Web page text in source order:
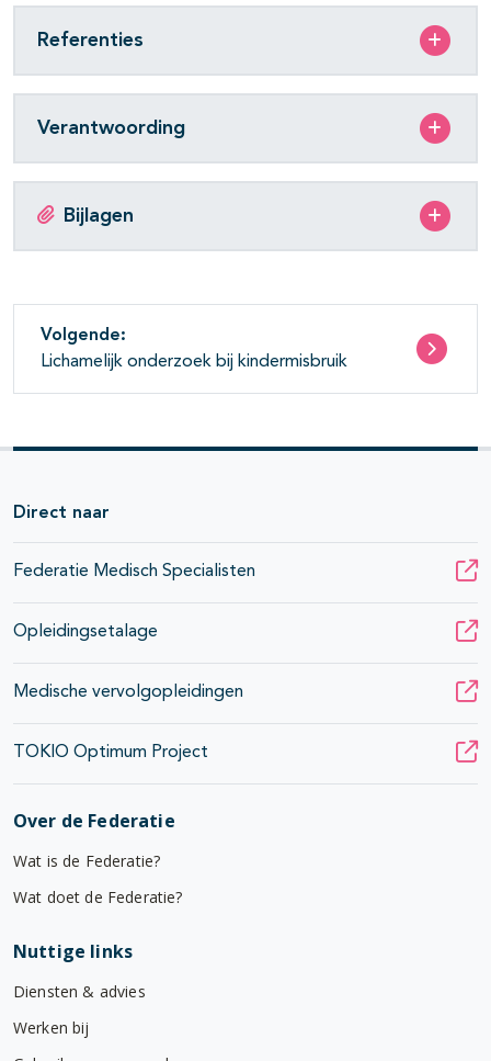
Referenties
Verantwoording
Bijlagen
Volgende:
Lichamelijk onderzoek bij kindermisbruik
Direct naar
Federatie Medisch Specialisten
Opleidingsetalage
Medische vervolgopleidingen
TOKIO Optimum Project
Over de Federatie
Wat is de Federatie?
Wat doet de Federatie?
Nuttige links
Diensten & advies
Werken bij